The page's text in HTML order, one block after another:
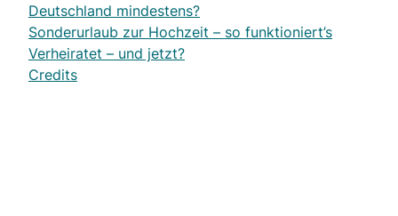
Deutschland mindestens?
Sonderurlaub zur Hochzeit – so funktioniert’s
Verheiratet – und jetzt?
Credits